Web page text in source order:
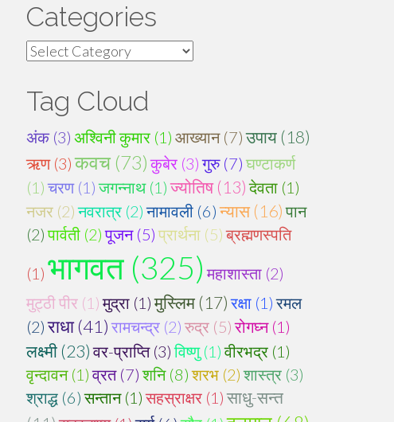
Categories
Categories
Tag Cloud
अंक (3) अश्विनी कुमार (1) आख्यान (7) उपाय (18)
ऋण (3) कवच (73) कुबेर (3) गुरु (7) घण्टाकर्ण
(1) चरण (1) जगन्नाथ (1) ज्योतिष (13) देवता (1)
नजर (2) नवरात्र (2) नामावली (6) न्यास (16) पान
(2) पार्वती (2) पूजन (5) प्रार्थना (5) ब्रह्मणस्पति
(1) भागवत (325) महाशास्ता (2)
मुट्ठी पीर (1) मुद्रा (1) मुस्लिम (17) रक्षा (1) रमल
(2) राधा (41) रामचन्द्र (2) रुद्र (5) रोगघ्न (1)
लक्ष्मी (23) वर-प्राप्ति (3) विष्णु (1) वीरभद्र (1)
वृन्दावन (1) व्रत (7) शनि (8) शरभ (2) शास्त्र (3)
श्राद्ध (6) सन्तान (1) सहस्राक्षर (1) साधु-सन्त